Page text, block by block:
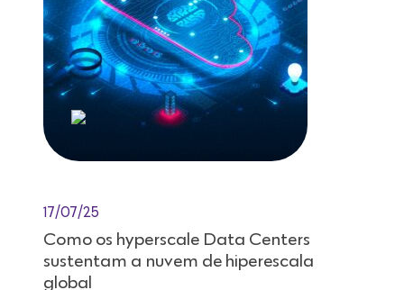
17/07/25
Como os hyperscale Data Centers
sustentam a nuvem de hiperescala
global